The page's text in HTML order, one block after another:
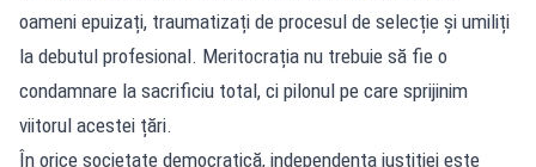
oameni epuizați, traumatizați de procesul de selecție și umiliți
la debutul profesional. Meritocrația nu trebuie să fie o
condamnare la sacrificiu total, ci pilonul pe care sprijinim
viitorul acestei țări.
În orice societate democratică, independența justiției este